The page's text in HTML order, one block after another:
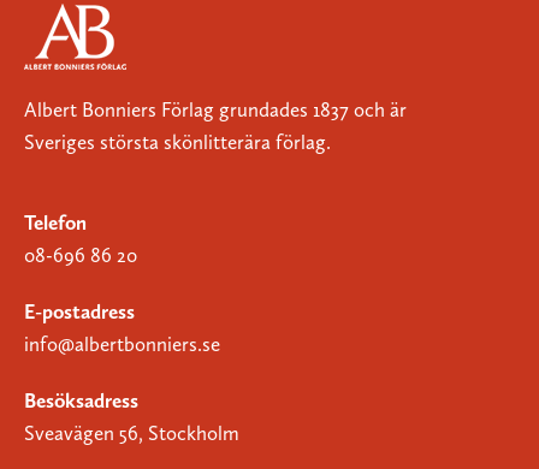
Albert Bonniers Förlag grundades 1837 och är
Sveriges största skönlitterära förlag.
Telefon
08-696 86 20
E-postadress
info@albertbonniers.se
Besöksadress
Sveavägen 56, Stockholm